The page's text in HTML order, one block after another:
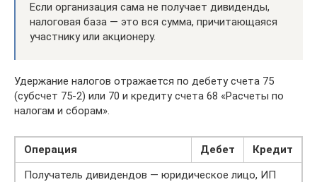
Если организация сама не получает дивиденды,
налоговая база — это вся сумма, причитающаяся
участнику или акционеру.
Удержание налогов отражается по дебету счета 75
(субсчет 75-2) или 70 и кредиту счета 68 «Расчеты по
налогам и сборам».
Операция Дебет
Кредит
Получатель дивидендов — юридическое лицо, ИП